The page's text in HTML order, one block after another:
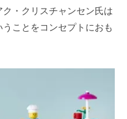
・クリスチャンセン⽒は
うことをコンセプトにおも